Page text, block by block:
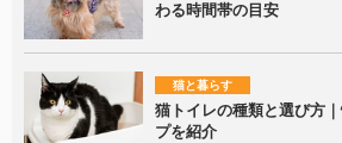
わる時間帯の目安
猫と暮らす
猫トイレの種類と選び方
プを紹介